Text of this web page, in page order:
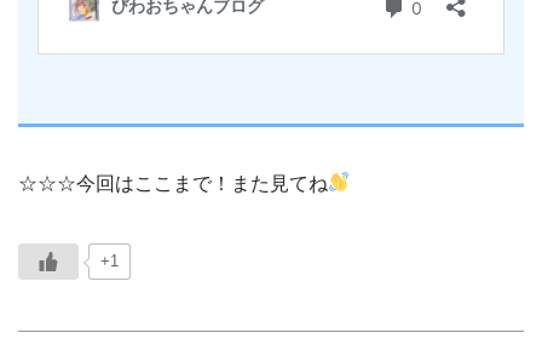
☆☆☆今回はここまで！また見てね
+1